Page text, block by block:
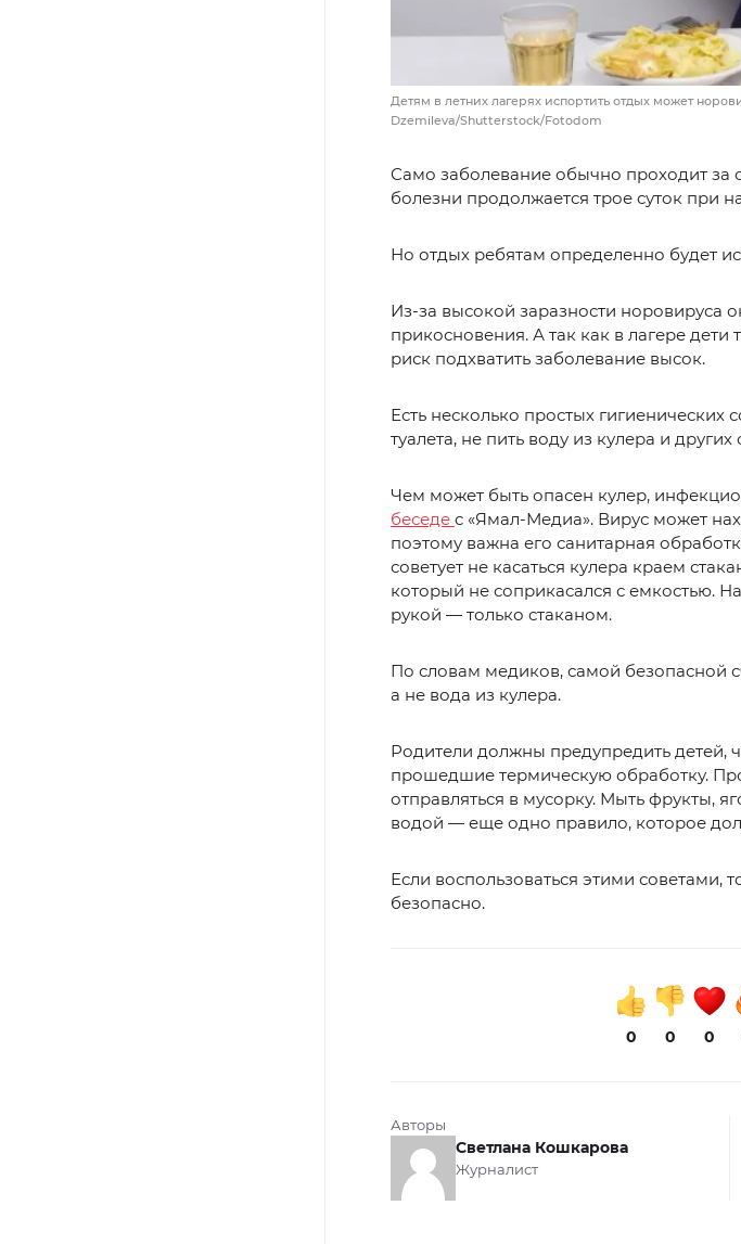
Детям в летних лагерях испортить отдых может
Dzemileva/Shutterstock/Fotodom
Само заболевание обычно проходит за
болезни продолжается трое суток при
Но отдых ребятам определенно будет
Из-за высокой заразности норовируса
прикосновения. А так как в лагере дети
риск подхватить заболевание высок.
Есть несколько простых
туалета, не пить воду из кулера и
Чем может быть опасен кулер,
беседе с «Ямал-Медиа». Вирус может
поэтому важна его санитарная
советует не касаться кулера краем
который не соприкасался с емкостью.
рукой — только стаканом.
По словам медиков, самой безопасной
а не вода из кулера.
Родители должны предупредить детей,
прошедшие термическую обработку.
отправляться в мусорку. Мыть фрукты,
водой — еще одно правило, которое
Если воспользоваться этими советами,
безопасно.
0 0 0
Авторы
Светлана Кошкарова
Журналист